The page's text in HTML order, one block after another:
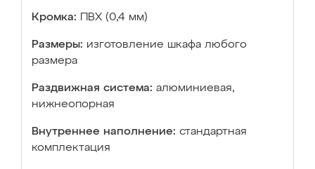
Кромка: ПВХ (0,4 мм)
Размеры: изготовление шкафа любого
размера
Раздвижная система: алюминиевая,
нижнеопорная
Внутреннее наполнение: стандартная
комплектация